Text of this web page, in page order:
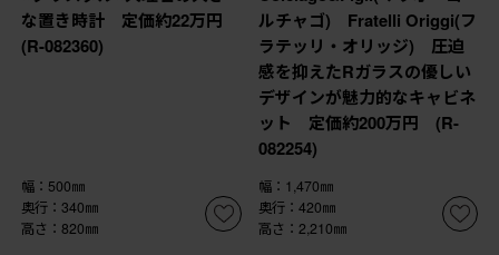
な置き時計 定価約22万円
(R-082360)
幅：500㎜
奥行：340㎜
高さ：820㎜
ルチャゴ) Fratelli Origgi(フ
ラテッリ・オリッジ) 圧迫
感を抑えたRガラスの優しい
デザインが魅力的なキャビネ
ット 定価約200万円 (R-
082254)
幅：1,470㎜
奥行：420㎜
高さ：2,210㎜